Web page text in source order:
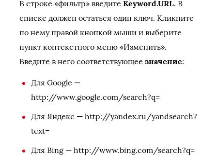
В строке «фильтр» введите Keyword.URL. В
списке должен остаться один ключ. Кликните
по нему правой кнопкой мыши и выберите
пункт контекстного меню «Изменить».
Введите в него соответствующее значение:
Для Google —
http://www.google.com/search?q=
Для Яндекс — http://yandex.ru/yandsearch?
text=
Для Bing — http://www.bing.com/search?q=